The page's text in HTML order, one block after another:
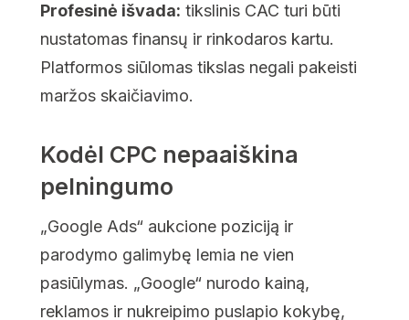
Profesinė išvada: tikslinis CAC turi būti
nustatomas finansų ir rinkodaros kartu.
Platformos siūlomas tikslas negali pakeisti
maržos skaičiavimo.
Kodėl CPC nepaaiškina
pelningumo
„Google Ads“ aukcione poziciją ir
parodymo galimybę lemia ne vien
pasiūlymas. „Google“ nurodo kainą,
reklamos ir nukreipimo puslapio kokybę,